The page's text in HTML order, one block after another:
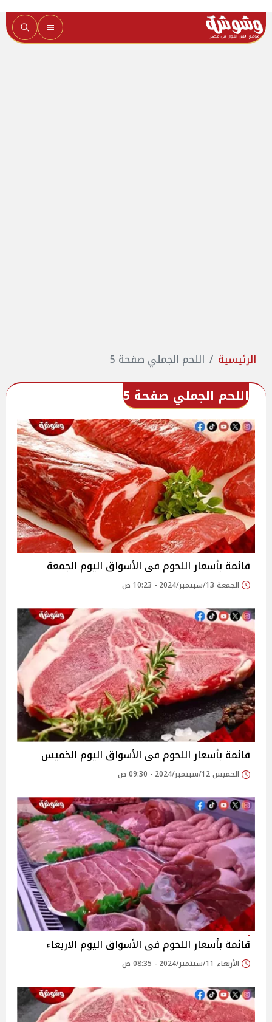
الرئيسية اللحم الجملي صفحة 5
اللحم الجملي صفحة 5
قائمة بأسعار اللحوم فى الأسواق اليوم الجمعة
الجمعة 13/سبتمبر/2024 - 10:23 ص
قائمة بأسعار اللحوم فى الأسواق اليوم الخميس
الخميس 12/سبتمبر/2024 - 09:30 ص
قائمة بأسعار اللحوم فى الأسواق اليوم الاربعاء
الأربعاء 11/سبتمبر/2024 - 08:35 ص